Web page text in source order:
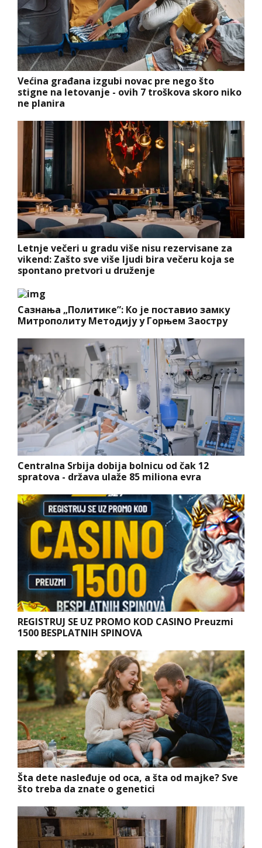
Većina građana izgubi novac pre nego što
stigne na letovanje - ovih 7 troškova skoro niko
ne planira
Letnje večeri u gradu više nisu rezervisane za
vikend: Zašto sve više ljudi bira večeru koja se
spontano pretvori u druženje
Сазнања „Политике”: Ко је поставио замку
Митрополиту Методију у Горњем Заостру
Centralna Srbija dobija bolnicu od čak 12
spratova - država ulaže 85 miliona evra
REGISTRUJ SE UZ PROMO KOD CASINO Preuzmi
1500 BESPLATNIH SPINOVA
Šta dete nasleđuje od oca, a šta od majke? Sve
što treba da znate o genetici